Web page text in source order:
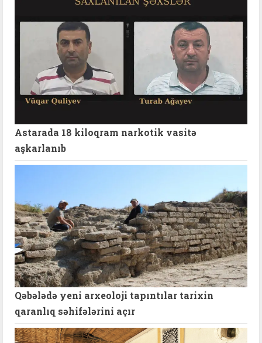
Astarada 18 kiloqram narkotik vasitə
aşkarlanıb
Qəbələdə yeni arxeoloji tapıntılar tarixin
qaranlıq səhifələrini açır